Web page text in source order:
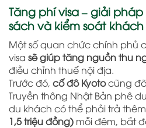
Tăng phí visa – giải
sách và kiểm soát
Một số quan chức chính phủ
visa sẽ giúp tăng nguồn thu
điều chỉnh thuế nội địa.
Trước đó, cố đô Kyotocũng đã
Truyền thông Nhật Bản phê
du khách có thể phải trả thêm
1,5 triệu đồng) mỗi đêm, bắt